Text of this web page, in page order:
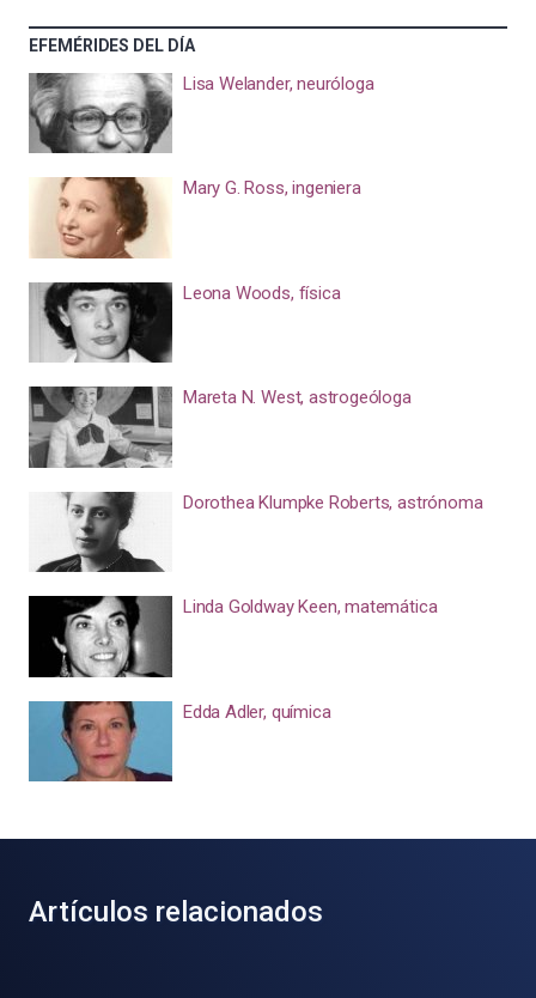
EFEMÉRIDES DEL DÍA
Lisa Welander, neuróloga
Mary G. Ross, ingeniera
Leona Woods, física
Mareta N. West, astrogeóloga
Dorothea Klumpke Roberts, astrónoma
Linda Goldway Keen, matemática
Edda Adler, química
Artículos relacionados